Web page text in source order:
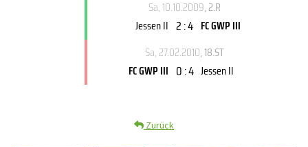
Sa, 10.10.2009, 2.R
Jessen II 2 : 4 FC GWP III
Sa, 27.02.2010, 18.ST
FC GWP III 0 : 4 Jessen II
Zurück